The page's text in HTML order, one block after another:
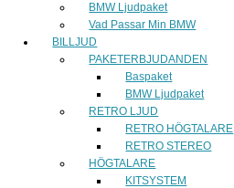
BMW Ljudpaket
Vad Passar Min BMW
BILLJUD
PAKETERBJUDANDEN
Baspaket
BMW Ljudpaket
RETRO LJUD
RETRO HÖGTALARE
RETRO STEREO
HÖGTALARE
KITSYSTEM